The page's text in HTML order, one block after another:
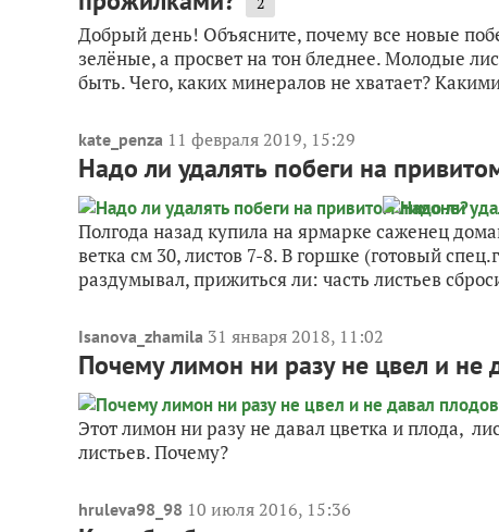
Добрый день! Объясните, почему все новые
зелёные, а просвет на тон бледнее. Молодые
быть. Чего, каких минералов не хватает?
kate_penza 11 февраля 2019, 15:29
Надо ли удалять побеги на
Полгода назад купила на ярмарке саженец
ветка см 30, листов 7-8. В горшке (готовый
раздумывал, прижиться ли: часть листьев
Isanova_zhamila 31 января 2018, 11:02
Почему лимон ни разу не цвел и не
Этот лимон ни разу не давал цветка и плода,
листьев. Почему?
hruleva98_98 10 июля 2016, 15:36